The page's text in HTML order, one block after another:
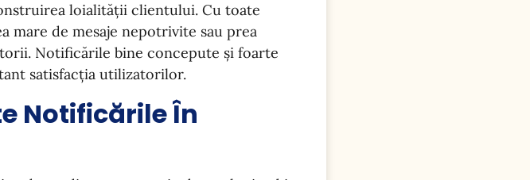
loialității clientului. Cu toate
mare de mesaje nepotrivite sau prea
Notificările bine concepute și foarte
satisfacția utilizatorilor.
Notificările În